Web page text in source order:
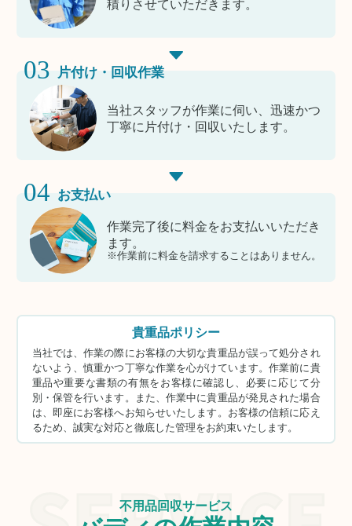
積りさせていただきます。
03 片付け・回収作業
当社スタッフが作業に伺い、迅速かつ
丁寧に片付け・回収いたします。
04 お支払い
作業完了後に料金をお支払いいただき
ます。
※作業前に料金を請求することはありません。
貴重品ポリシー
当社では、作業の際にお客様の大切な貴重品が誤って処分され
ないよう、慎重かつ丁寧な作業を心がけています。作業前に貴
重品や重要な書類の有無をお客様に確認し、必要に応じて分
別・保管を行います。また、作業中に貴重品が発見された場合
は、即座にお客様へお知らせいたします。お客様の信頼に応え
るため、誠実な対応と徹底した管理をお約束いたします。
不用品回収サービス